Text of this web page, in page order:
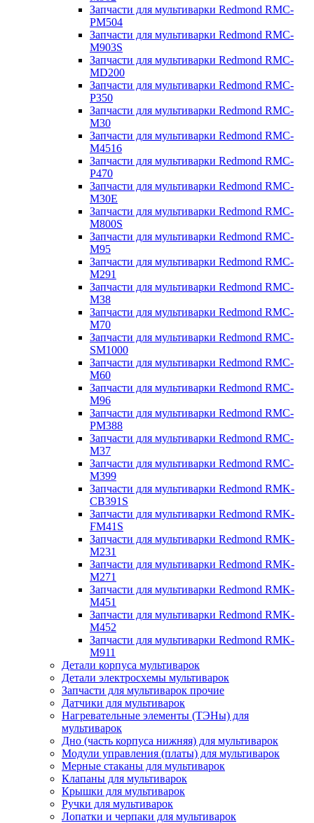
Запчасти для мультиварки Redmond RMC-
PM504
Запчасти для мультиварки Redmond RMC-
M903S
Запчасти для мультиварки Redmond RMC-
MD200
Запчасти для мультиварки Redmond RMC-
P350
Запчасти для мультиварки Redmond RMC-
M30
Запчасти для мультиварки Redmond RMC-
M4516
Запчасти для мультиварки Redmond RMC-
P470
Запчасти для мультиварки Redmond RMC-
M30E
Запчасти для мультиварки Redmond RMC-
M800S
Запчасти для мультиварки Redmond RMC-
M95
Запчасти для мультиварки Redmond RMC-
M291
Запчасти для мультиварки Redmond RMC-
M38
Запчасти для мультиварки Redmond RMC-
M70
Запчасти для мультиварки Redmond RMC-
SM1000
Запчасти для мультиварки Redmond RMC-
M60
Запчасти для мультиварки Redmond RMC-
M96
Запчасти для мультиварки Redmond RMC-
PM388
Запчасти для мультиварки Redmond RMC-
M37
Запчасти для мультиварки Redmond RMC-
M399
Запчасти для мультиварки Redmond RMK-
CB391S
Запчасти для мультиварки Redmond RMK-
FM41S
Запчасти для мультиварки Redmond RMK-
M231
Запчасти для мультиварки Redmond RMK-
M271
Запчасти для мультиварки Redmond RMK-
M451
Запчасти для мультиварки Redmond RMK-
M452
Запчасти для мультиварки Redmond RMK-
M911
Детали корпуса мультиварок
Детали электросхемы мультиварок
Запчасти для мультиварок прочие
Датчики для мультиварок
Нагревательные элементы (ТЭНы) для
мультиварок
Дно (часть корпуса нижняя) для мультиварок
Модули управления (платы) для мультиварок
Мерные стаканы для мультиварок
Клапаны для мультиварок
Крышки для мультиварок
Ручки для мультиварок
Лопатки и черпаки для мультиварок